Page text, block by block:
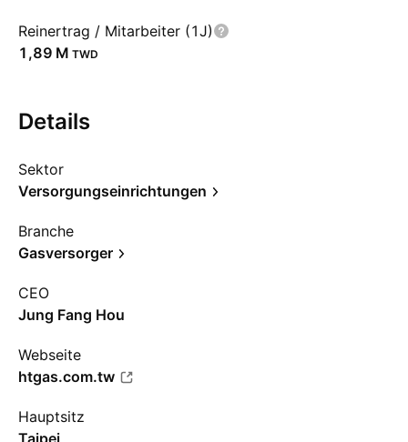
Reinertrag / Mitarbeiter (1J)
‪1,89 M‬ TWD
Details
Sektor
Versorgungseinrichtungen
Branche
Gasversorger
CEO
Jung Fang Hou
Webseite
htgas.com.tw
Hauptsitz
Taipei